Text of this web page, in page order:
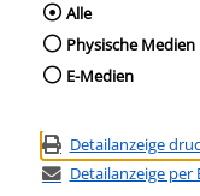
Wählen Sie
Alle
Physische Medien
E-Medien
Detailanzeige
Detailanzeige per